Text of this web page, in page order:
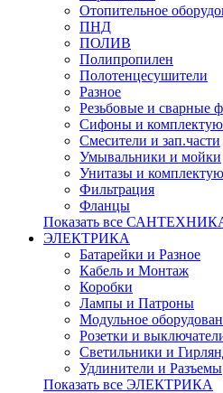
Отопительное
ПНД
ПОЛИВ
Полипропилен
Полотенцесушители
Разное
Резьбовые и сварные
Сифоны и
Смесители и зап.части
Умывальники и мойки
Унитазы и
Фильтрация
Фланцы
Показать все
ЭЛЕКТРИКА
Батарейки и Разное
Кабель и Монтаж
Коробки
Лампы и Патроны
Модульное
Розетки и
Светильники и
Удлинители и Разъемы
Показать все ЭЛЕКТРИКА